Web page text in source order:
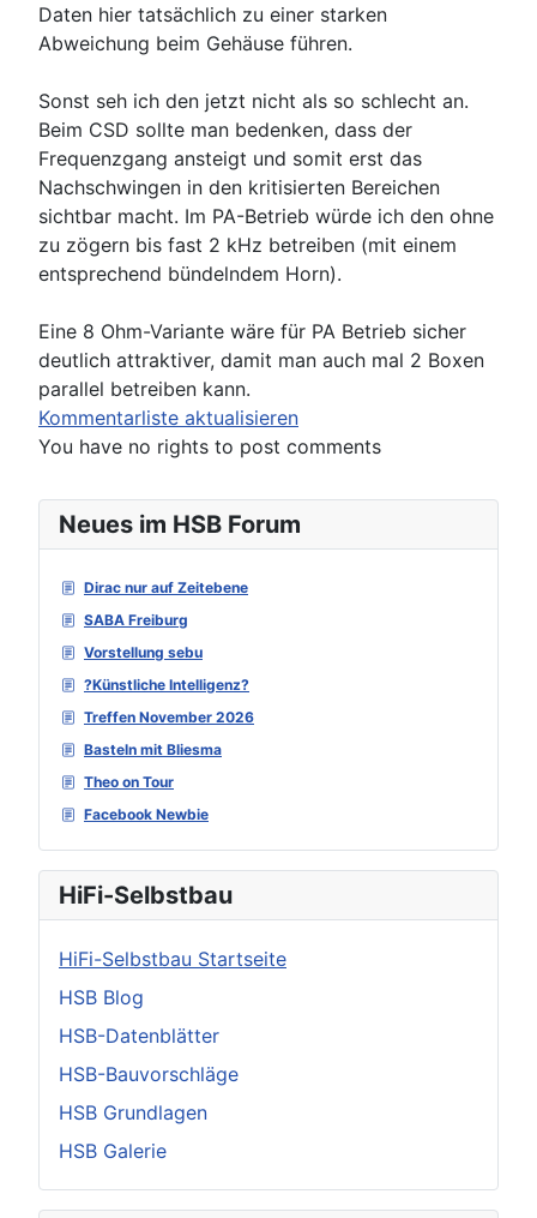
Neues im HSB Forum
Dirac nur auf Zeitebene
SABA Freiburg
Vorstellung sebu
?Künstliche Intelligenz?
Treffen November 2026
Basteln mit Bliesma
Theo on Tour
Facebook Newbie
HiFi-Selbstbau
HiFi-Selbstbau Startseite
HSB Blog
HSB-Datenblätter
HSB-Bauvorschläge
HSB Grundlagen
HSB Galerie
Daten hier tatsächlich zu einer starken
Abweichung beim Gehäuse führen.
Sonst seh ich den jetzt nicht als so schlecht an.
Beim CSD sollte man bedenken, dass der
Frequenzgang ansteigt und somit erst das
Nachschwingen in den kritisierten Bereichen
sichtbar macht. Im PA-Betrieb würde ich den ohne
zu zögern bis fast 2 kHz betreiben (mit einem
entsprechend bündelndem Horn).
Eine 8 Ohm-Variante wäre für PA Betrieb sicher
deutlich attraktiver, damit man auch mal 2 Boxen
parallel betreiben kann.
Kommentarliste aktualisieren
You have no rights to post comments